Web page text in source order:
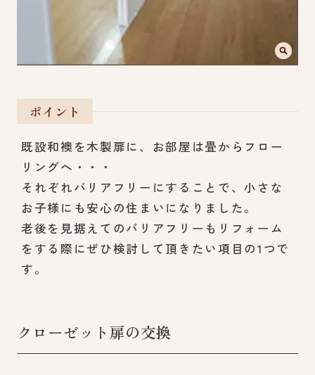
ポイント
既設和襖を木製扉に、お部屋は畳からフロー
リングへ・・・
それぞれバリアフリーにすることで、小さな
お子様にも安心の住まいになりました。
老後を見据えてのバリアフリーもリフォーム
をする際にぜひ検討して頂きたい項目の1つで
す。
クローゼット扉の交換